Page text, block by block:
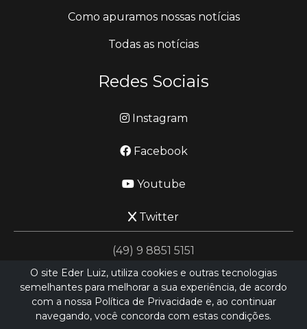
Como apuramos nossas notícias
Todas as notícias
Redes Sociais
Instagram
Facebook
Youtube
Twitter
(49) 9 8851 5151
jornalismo@ederluiz.com.vc
O site Eder Luiz, utiliza cookies e outras tecnologias
semelhantes para melhorar a sua experiência, de acordo
com a nossa Política de Privacidade e, ao continuar
navegando, você concorda com estas condições.